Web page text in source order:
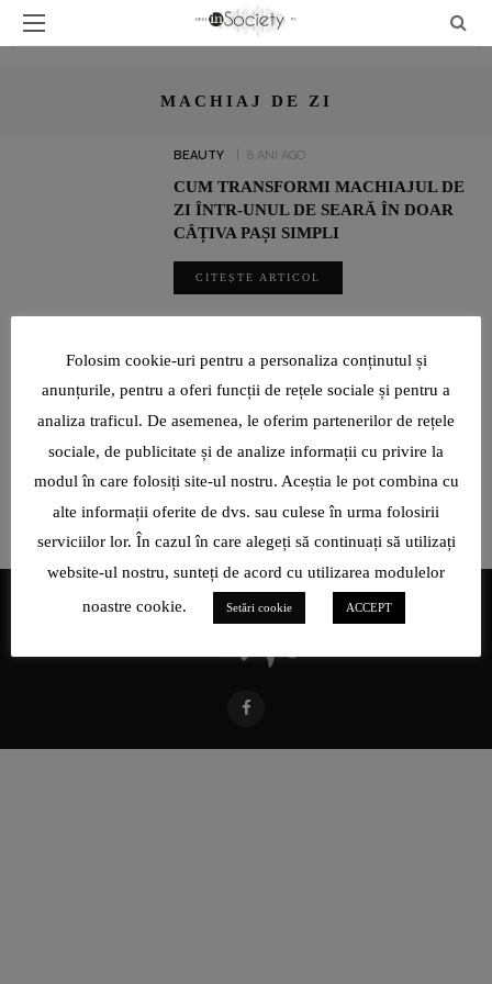
MACHIAJ DE ZI
BEAUTY 8 ANI AGO
CUM TRANSFORMI MACHIAJUL DE
ZI ÎNTR-UNUL DE SEARĂ ÎN DOAR
CÂȚIVA PAȘI SIMPLI
CITEȘTE ARTICOL
UN INTERVIU RAR CU LUMINIȚA PAUL, JURNALIST SPORTIV:
„SUNT O TIMIDĂ PE CARE VIAȚA ȘI PROFESIA AU ÎNVĂȚAT-O ȘI
AU FORȚAT-O SĂ DEVINĂ CURAJOASĂ!”
Folosim cookie-uri pentru a personaliza conținutul și
anunțurile, pentru a oferi funcții de rețele sociale și pentru a
analiza traficul. De asemenea, le oferim partenerilor de rețele
sociale, de publicitate și de analize informații cu privire la
modul în care folosiți site-ul nostru. Aceștia le pot combina cu
alte informații oferite de dvs. sau culese în urma folosirii
serviciilor lor. În cazul în care alegeți să continuați să utilizați
website-ul nostru, sunteți de acord cu utilizarea modulelor
noastre cookie.
Setări cookie ACCEPT